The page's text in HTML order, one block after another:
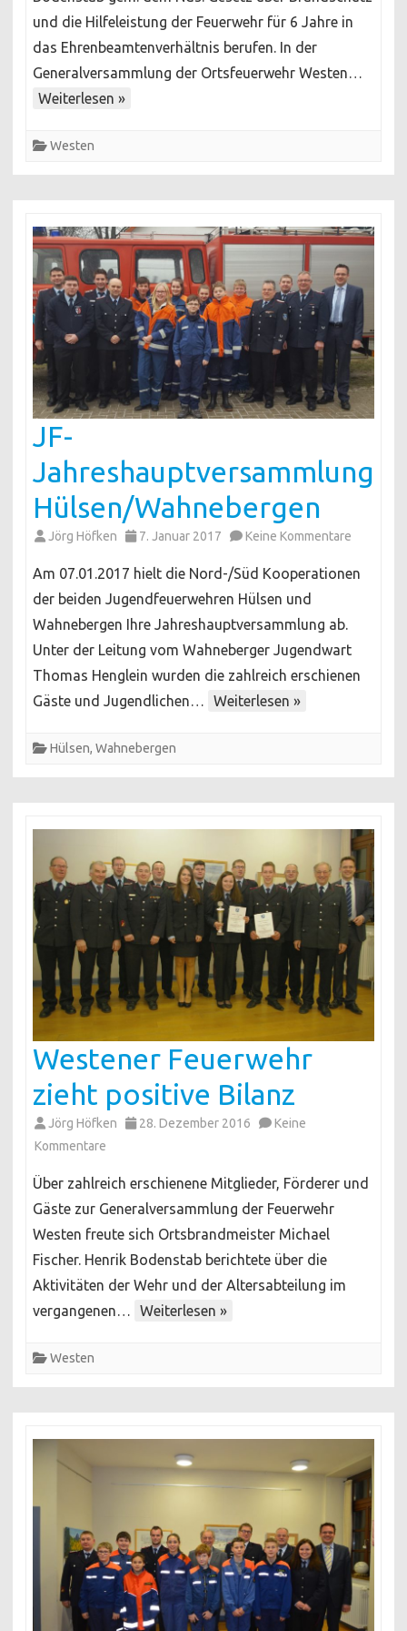
und die Hilfeleistung der Feuerwehr für 6 Jahre in
das Ehrenbeamtenverhältnis berufen. In der
Generalversammlung der Ortsfeuerwehr Westen…
Weiterlesen »
Westen
JF-
Jahreshauptversammlung
Hülsen/Wahnebergen
Jörg Höfken 7. Januar 2017 Keine Kommentare
Am 07.01.2017 hielt die Nord-/Süd Kooperationen
der beiden Jugendfeuerwehren Hülsen und
Wahnebergen Ihre Jahreshauptversammlung ab.
Unter der Leitung vom Wahneberger Jugendwart
Thomas Henglein wurden die zahlreich erschienen
Gäste und Jugendlichen…
Weiterlesen »
Hülsen, Wahnebergen
Westener Feuerwehr
zieht positive Bilanz
Jörg Höfken 28. Dezember 2016
Keine
Kommentare
Feuerwehr
zieht
positive
Bilanz
Über zahlreich erschienene Mitglieder, Förderer und
Gäste zur Generalversammlung der Feuerwehr
Westen freute sich Ortsbrandmeister Michael
Fischer. Henrik Bodenstab berichtete über die
Aktivitäten der Wehr und der Altersabteilung im
vergangenen…
Weiterlesen »
Westen